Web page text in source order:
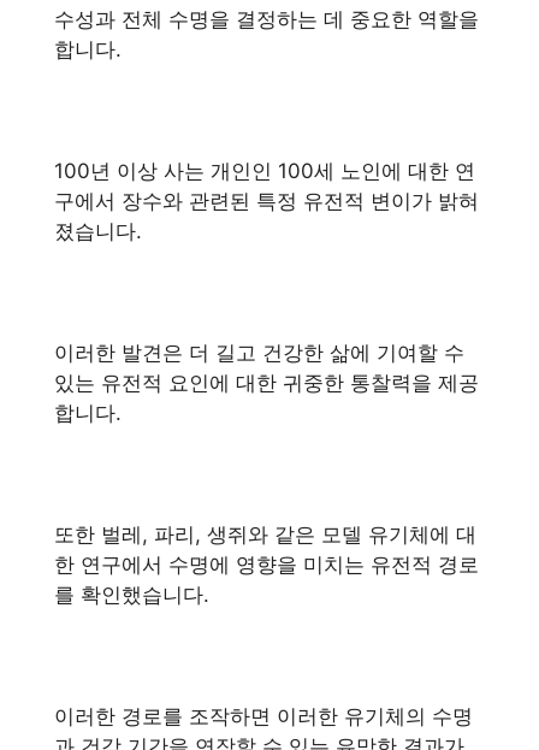
수성과 전체 수명을 결정하는 데 중요한 역할을
합니다.
100년 이상 사는 개인인 100세 노인에 대한 연
구에서 장수와 관련된 특정 유전적 변이가 밝혀
졌습니다.
이러한 발견은 더 길고 건강한 삶에 기여할 수
있는 유전적 요인에 대한 귀중한 통찰력을 제공
합니다.
또한 벌레, 파리, 생쥐와 같은 모델 유기체에 대
한 연구에서 수명에 영향을 미치는 유전적 경로
를 확인했습니다.
이러한 경로를 조작하면 이러한 유기체의 수명